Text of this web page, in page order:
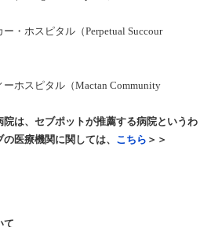
・ホスピタル（Perpetual Succour
ホスピタル（Mactan Community
は、セブポットが推薦する病院というわ
の医療機関に関しては、 こちら ＞＞
て